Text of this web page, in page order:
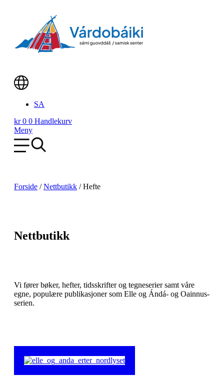
Main
SA
kr0 0 Handlekurv
Meny
Forside /Nettbutikk /Hefte
Nettbutikk
Vi fører bøker, hefter, tidsskrifter og tegneserier samt våre
egne, populære publikasjoner som Elle og Ándá- og Oainnus-
serien.